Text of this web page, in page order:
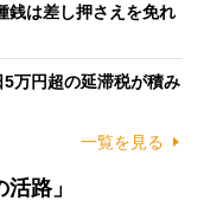
銭は差し押さえを免れ
万円超の延滞税が積み
一覧を見る
路」